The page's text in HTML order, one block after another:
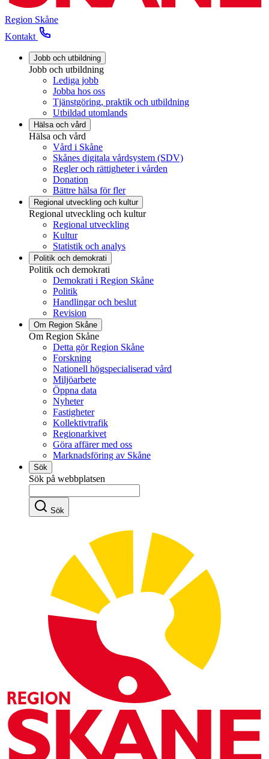
Region Skåne
Kontakt
Jobb och utbildning
Jobb och utbildning
Lediga jobb
Jobba hos oss
Tjänstgöring, praktik och utbildning
Utbildad utomlands
Hälsa och vård
Hälsa och vård
Vård i Skåne
Skånes digitala vårdsystem (SDV)
Regler och rättigheter i vården
Donation
Bättre hälsa för fler
Regional utveckling och kultur
Regional utveckling och kultur
Regional utveckling
Kultur
Statistik och analys
Politik och demokrati
Politik och demokrati
Demokrati i Region Skåne
Politik
Handlingar och beslut
Revision
Om Region Skåne
Om Region Skåne
Detta gör Region Skåne
Forskning
Nationell högspecialiserad vård
Miljöarbete
Öppna data
Nyheter
Fastigheter
Kollektivtrafik
Regionarkivet
Göra affärer med oss
Marknadsföring av Skåne
Sök
Sök på webbplatsen
Sök